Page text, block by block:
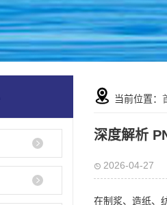
当前位置：
深度解析
2026-04-27
在制浆、造纸、